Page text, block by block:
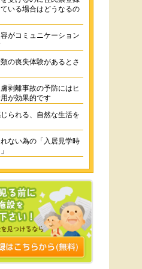
いる場合はどうなるの
がコミュニケーション
の喪失体験があるとさ
剥離事故の予防にはヒ
が効果的です
られる、自然な生活を
ない為の「入居見学時